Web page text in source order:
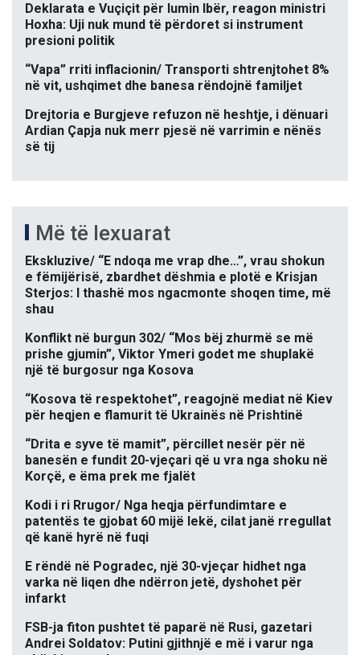
Deklarata e Vuçiçit për lumin Ibër, reagon ministri
Hoxha: Uji nuk mund të përdoret si instrument
presioni politik
“Vapa” rriti inflacionin/ Transporti shtrenjtohet 8%
në vit, ushqimet dhe banesa rëndojnë familjet
Drejtoria e Burgjeve refuzon në heshtje, i dënuari
Ardian Çapja nuk merr pjesë në varrimin e nënës
së tij
Më të lexuarat
Ekskluzive/ “E ndoqa me vrap dhe…”, vrau shokun
e fëmijërisë, zbardhet dëshmia e plotë e Krisjan
Sterjos: I thashë mos ngacmonte shoqen time, më
shau
Konflikt në burgun 302/ “Mos bëj zhurmë se më
prishe gjumin”, Viktor Ymeri godet me shuplakë
një të burgosur nga Kosova
“Kosova të respektohet”, reagojnë mediat në Kiev
për heqjen e flamurit të Ukrainës në Prishtinë
“Drita e syve të mamit”, përcillet nesër për në
banesën e fundit 20-vjeçari që u vra nga shoku në
Korçë, e ëma prek me fjalët
Kodi i ri Rrugor/ Nga heqja përfundimtare e
patentës te gjobat 60 mijë lekë, cilat janë rregullat
që kanë hyrë në fuqi
E rëndë në Pogradec, një 30-vjeçar hidhet nga
varka në liqen dhe ndërron jetë, dyshohet për
infarkt
FSB-ja fiton pushtet të paparë në Rusi, gazetari
Andrei Soldatov: Putini gjithnjë e më i varur nga